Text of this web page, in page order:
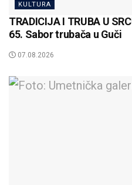
KULTURA
TRADICIJA I TRUBA U
65. Sabor trubača u Guči
07.08.2026